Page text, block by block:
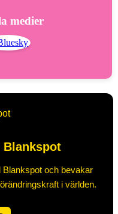
medier
Blankspot
Blankspot och bevakar
i världen.